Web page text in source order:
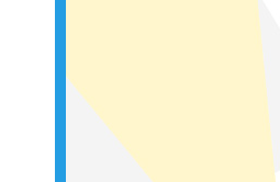
Ғылым әлемінде
Ізденіс үстінде